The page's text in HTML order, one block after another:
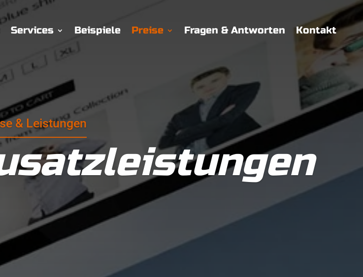
Services Beispiele Preise Fragen & Antworten Kontakt
& Leistungen